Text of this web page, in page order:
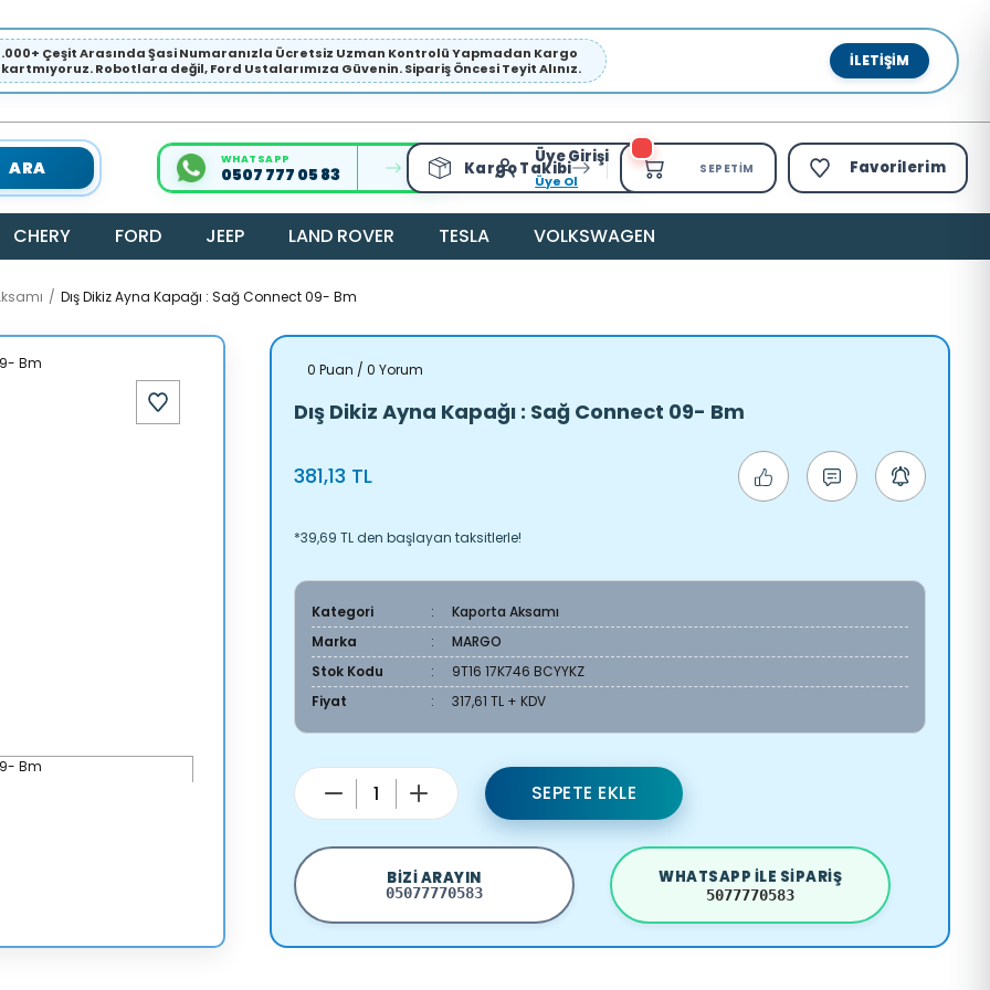
Çeşit Arasında Şasi Numaranızla Ücretsiz Uzman Kontrolü Yapmadan Kargo
Robotlara değil, Ford Ustalarımıza Güvenin. Sipariş Öncesi Teyit Alınız.
İLETIŞIM
ARA WHATSAPP
0507 777 05 83 Kargo Takibi
Üye Girişi
Üye Ol
SEPETIM Favorilerim
CHERY FORD JEEP LAND ROVER TESLA VOLKSWAGEN
Dış Dikiz Ayna Kapağı : Sağ Connect 09- Bm
0 Puan / 0 Yorum
Dış Dikiz Ayna Kapağı : Sağ Connect 09- Bm
381,13 TL
*39,69 TL den başlayan taksitlerle!
Kategori
Kaporta Aksamı
Marka
MARGO
Stok Kodu
9T16 17K746 BCYYKZ
Fiyat
317,61 TL + KDV
SEPETE EKLE
BIZI ARAYIN
05077770583
WHATSAPP ILE SIPARIŞ
5077770583